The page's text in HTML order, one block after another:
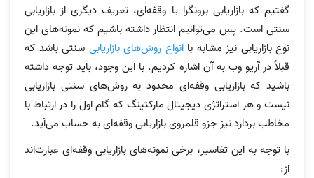
گفتیم که بازاریابی برونگرا یا وقفه‌ای، تعریف دیگری از بازاریابی
سنتی است. پس می‌توانیم انتظار داشته باشیم که نمونه‌های این
نوع بازاریابی نیز مشابه باانواع روش‌های بازاریابی سنتی باشد که
قبلاً در آریو وب به آن‌ اشاره کردیم. با این وجود، باید توجه داشته
باشید که بازاریابی وقفه‌ای محدود به روش‌های سنتی بازاریابی
نیست و هر استراتژی دیجیتال مارکتینگ که گام اول را در ارتباط با
مخاطب بردارد نیز جزو قلمروی بازاریابی وقفه‌ای به حساب می‌آید.
با توجه به این تفاسیر، برخی نمونه‌های بازاریابی وقفه‌ای عبارت‌اند
از: